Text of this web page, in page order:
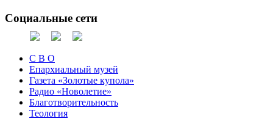
Социальные сети
С В О
Епархиальный музей
Газета «Золотые купола»
Радио «Новолетие»
Благотворительность
Теология